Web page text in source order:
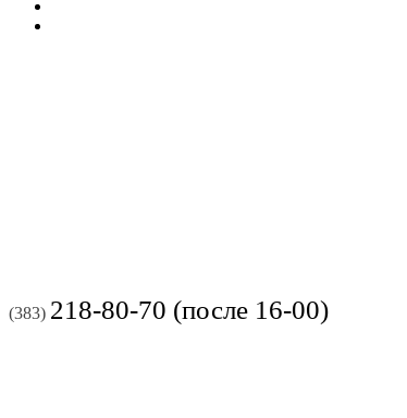
(383) 218-80-70 (после 16-00)